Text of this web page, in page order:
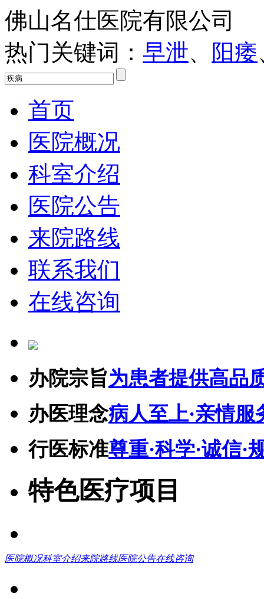
佛山名仕医院有限公司
热门关键词： 早泄、 阳痿
首页
医院概况
科室介绍
医院公告
来院路线
联系我们
在线咨询
办院宗旨为患者提供高品
办医理念病人至上·亲情服
行医标准尊重·科学·诚信·
特色医疗项目
医院概况科室介绍来院路线医院公告在线咨询